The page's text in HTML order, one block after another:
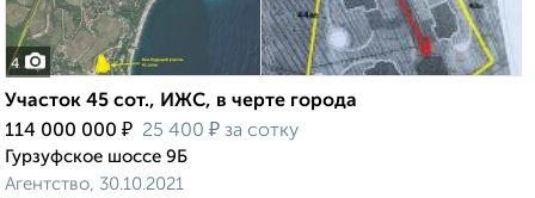
4
Участок 45 сот., ИЖС, в черте города
114 000 000 ₽ 25 400 ₽ за сотку
Гурзуфское шоссе 9Б
Агентство, 30.10.2021